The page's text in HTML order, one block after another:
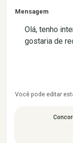
Mensagem
Você pode editar